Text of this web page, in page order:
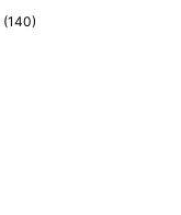
(140)